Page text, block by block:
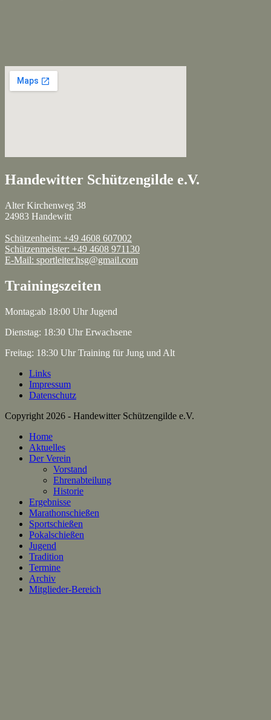
Handewitter Schützengilde e.V.
Alter Kirchenweg 38
24983 Handewitt
Schützenheim: +49 4608 607002
Schützenmeister: +49 4608 971130
E-Mail: sportleiter.hsg@gmail.com
Trainingszeiten
Montag:ab 18:00 Uhr Jugend
Dienstag: 18:30 Uhr Erwachsene
Freitag: 18:30 Uhr Training für Jung und Alt
Links
Impressum
Datenschutz
Copyright 2026 - Handewitter Schützengilde e.V.
Home
Aktuelles
Der Verein
Vorstand
Ehrenabteilung
Historie
Ergebnisse
Marathonschießen
Sportschießen
Pokalschießen
Jugend
Tradition
Termine
Archiv
Mitglieder-Bereich